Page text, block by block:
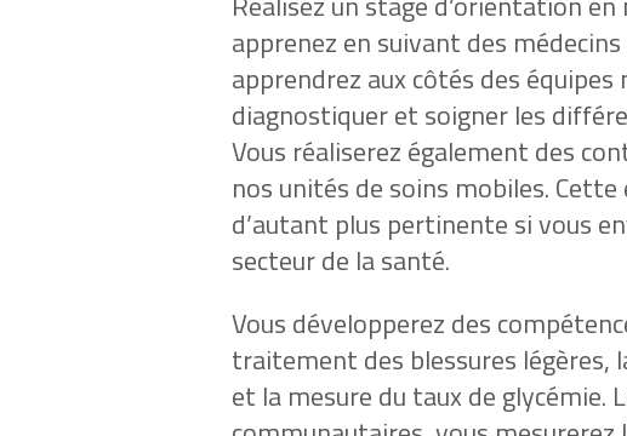
apprenez en suivant des
apprendrez aux côtés des
diagnostiquer et soigner les
Vous réaliserez également des
nos unités de soins mobiles.
d’autant plus pertinente si vous
secteur de la santé.
Vous développerez des
traitement des blessures légères,
et la mesure du taux de glycémie.